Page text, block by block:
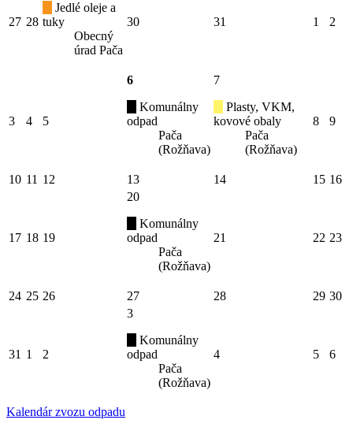
27 28
Jedlé oleje a
tuky
Obecný
úrad Pača
30 31 1 2
3 4 5
6
Komunálny
odpad
Pača
(Rožňava)
7
Plasty, VKM,
kovové obaly
Pača
(Rožňava)
8 9
10 11 12 13 14 15 16
17 18 19
20
Komunálny
odpad
Pača
(Rožňava)
21 22 23
24 25 26 27 28 29 30
31 1 2
3
Komunálny
odpad
Pača
(Rožňava)
4 5 6
Kalendár zvozu odpadu